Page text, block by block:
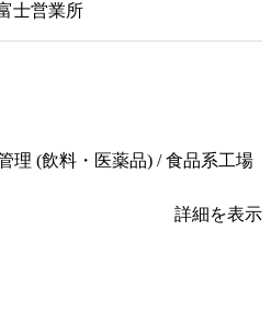
士営業所
理 (飲料・医薬品) / 食品系工場
詳細を表示